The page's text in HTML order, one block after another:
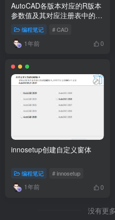
AutoCAD各版本对应的R版本
参数值及其对应注册表中的数
值
编程笔记 # CAD
1年前 0
innosetup创建自定义窗体
编程笔记 # innosetup
1年前 0
没有更